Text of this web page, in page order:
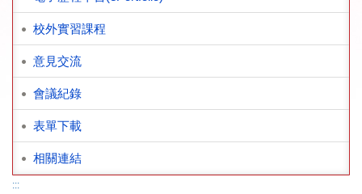
校外實習課程
意見交流
會議紀錄
表單下載
相關連結
:::